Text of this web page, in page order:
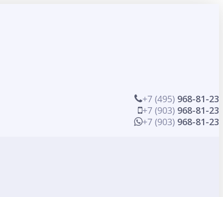
+7 (495) 968-81-23
+7 (903) 968-81-23
+7 (903) 968-81-23